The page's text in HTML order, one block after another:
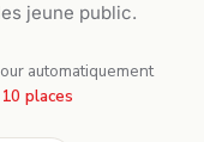
jeune public.
automatiquement
places